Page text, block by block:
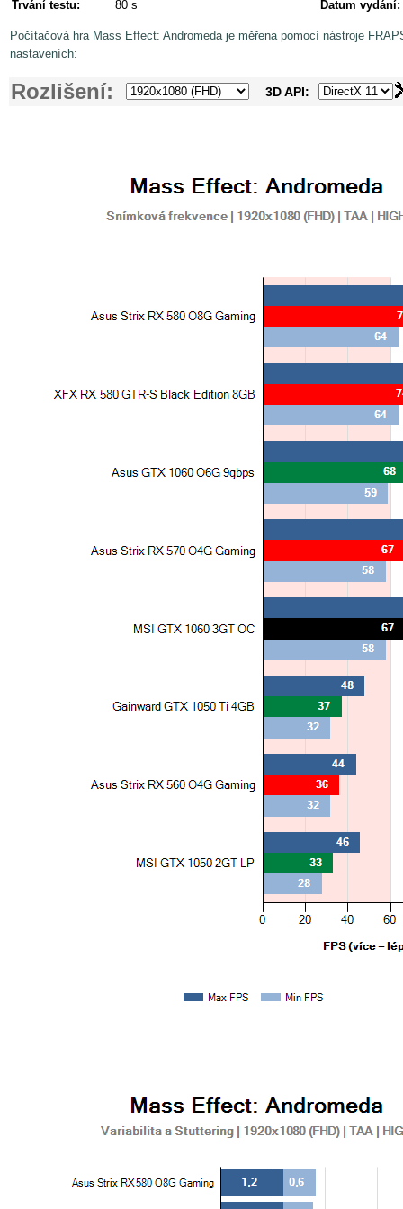
Trvání testu:
80 s Datum vydání:
Počítačová hra Mass Effect: Andromeda je měřena pomocí nástroje
nastaveních:
Rozlišení: 3D API: